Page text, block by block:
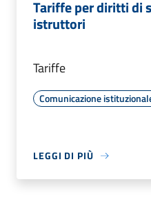
Tariffe per diritti di
istruttori
Tariffe
Comunicazione
LEGGI DI PIÙ